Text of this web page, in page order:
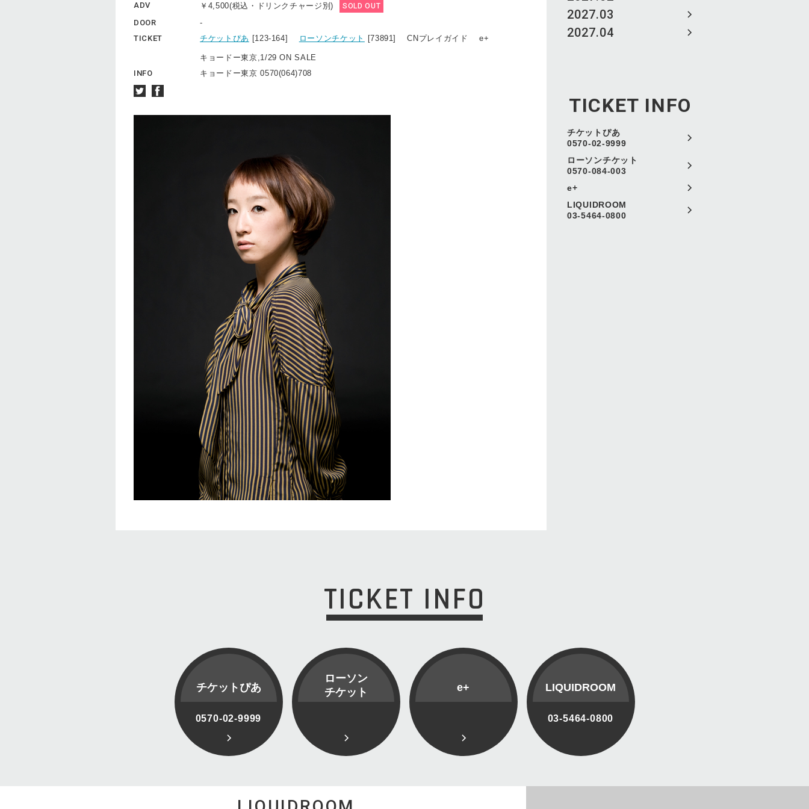
2027.03
2027.04
TICKET INFO
チケットぴあ
0570-02-9999
ローソンチケット
0570-084-003
e+
LIQUIDROOM
03-5464-0800
ADV ￥4,500(税込・ドリンクチャージ別) SOLD OUT
DOOR
-
TICKET
チケットぴあ [123-164] ローソンチケット [73891] CNプレイガイド e+
キョードー東京,1/29 ON SALE
INFO
キョードー東京 0570(064)708
TICKET INFO
チケットぴあ
0570-02-9999
ローソン
チケット
e+ LIQUIDROOM
03-5464-0800